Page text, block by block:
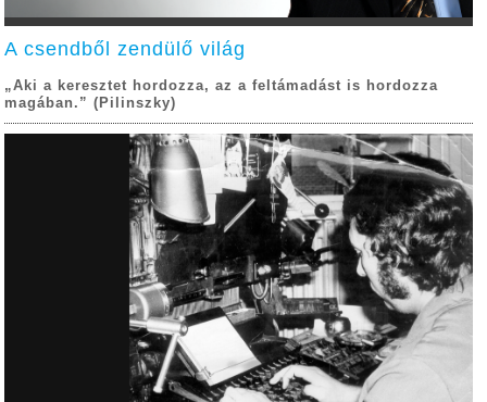
A csendből zendülő világ
„Aki a keresztet hordozza, az a feltámadást is hordozza
magában.” (Pilinszky)